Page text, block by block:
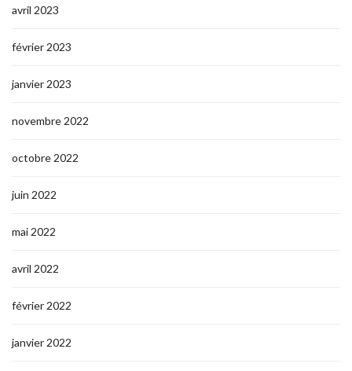
avril 2023
février 2023
janvier 2023
novembre 2022
octobre 2022
juin 2022
mai 2022
avril 2022
février 2022
janvier 2022